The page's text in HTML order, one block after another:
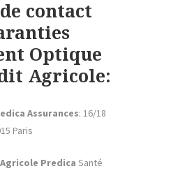
contact
Optique
Agricole:
Assurances: 16/18
Paris
Predica Santé